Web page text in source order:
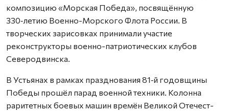
композицию «Морская Победа», посвящённую
330‑летию Военно-Морского Флота России. В
творческих зарисовках принимали участие
реконструкторы военно-патриотических клубов
Северодвинска.
В Устьянах в рамках празднования 81‑й годовщины
Победы прошёл парад военной техники. Колонна
раритетных боевых машин времён Великой Отечест­